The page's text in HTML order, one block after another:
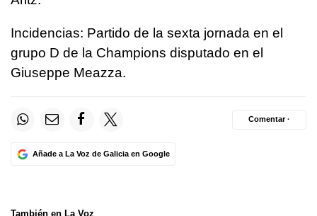
Incidencias: Partido de la sexta jornada en el
grupo D de la Champions disputado en el
Giuseppe Meazza.
Añade a La Voz de Galicia en Google
Comentar ·
También en La Voz